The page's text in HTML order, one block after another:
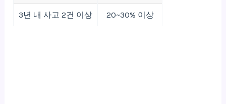
3년 내 사고 2건 이상 20~30% 이상